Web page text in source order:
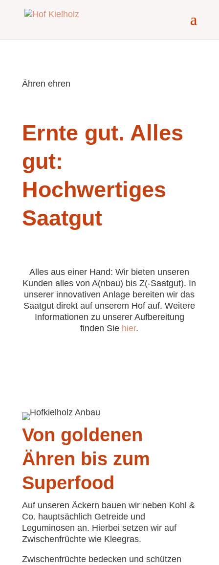
Ähren ehren
Ernte gut. Alles
gut:
Hochwertiges
Saatgut
Alles aus einer Hand: Wir bieten unseren
Kunden alles von A(nbau) bis Z(-Saatgut). In
unserer innovativen Anlage bereiten wir das
Saatgut direkt auf unserem Hof auf. Weitere
Informationen zu unserer Aufbereitung
finden Sie hier.
Von goldenen
Ähren bis zum
Superfood
Auf unseren Äckern bauen wir neben Kohl &
Co. hauptsächlich Getreide und
Leguminosen an. Hierbei setzen wir auf
Zwischenfrüchte wie Kleegras.
Zwischenfrüchte bedecken und schützen